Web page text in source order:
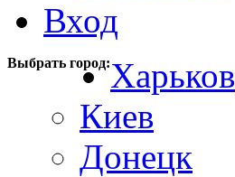
Вход
Выбрать город:Харьков
Киев
Донецк